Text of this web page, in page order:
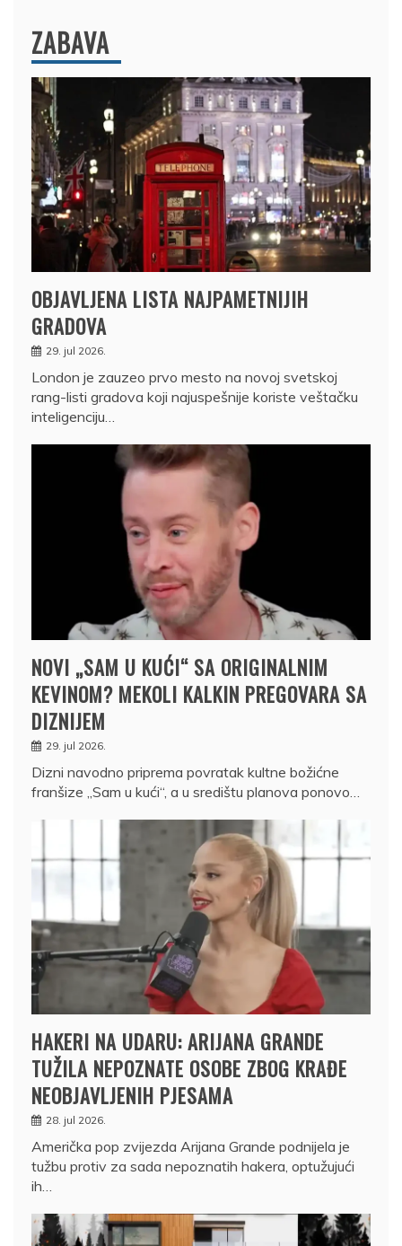
ZABAVA
OBJAVLJENA LISTA NAJPAMETNIJIH
GRADOVA
29. jul 2026.
London je zauzeo prvo mesto na novoj svetskoj
rang-listi gradova koji najuspešnije koriste veštačku
inteligenciju…
NOVI „SAM U KUĆI“ SA ORIGINALNIM
KEVINOM? MEKOLI KALKIN PREGOVARA SA
DIZNIJEM
29. jul 2026.
Dizni navodno priprema povratak kultne božićne
franšize „Sam u kući“, a u središtu planova ponovo…
HAKERI NA UDARU: ARIJANA GRANDE
TUŽILA NEPOZNATE OSOBE ZBOG KRAĐE
NEOBJAVLJENIH PJESAMA
28. jul 2026.
Američka pop zvijezda Arijana Grande podnijela je
tužbu protiv za sada nepoznatih hakera, optužujući
ih…